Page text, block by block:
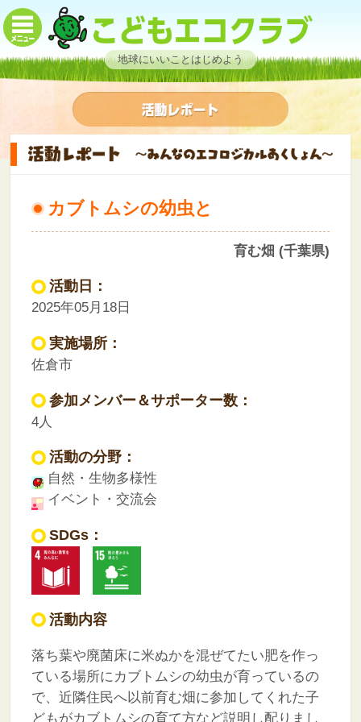
地球にいいことはじめよう
カブトムシの幼虫と
育む畑 (千葉県)
活動日：
2025年05月18日
実施場所：
佐倉市
参加メンバー＆サポーター数：
4人
活動の分野：
自然・生物多様性
イベント・交流会
SDGs：
活動内容
落ち葉や廃菌床に米ぬかを混ぜてたい肥を作っ
ている場所にカブトムシの幼虫が育っているの
で、近隣住民へ以前育む畑に参加してくれた子
どもがカブトムシの育て方など説明し配りまし